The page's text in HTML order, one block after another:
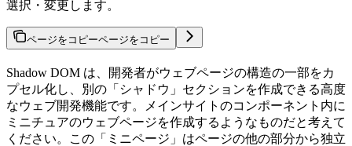
選択・変更します。
ページをコピーページをコピー
Shadow DOM は、開発者がウェブページの構造の一部をカ
プセル化し、別の「シャドウ」セクションを作成できる高度
なウェブ開発機能です。メインサイトのコンポーネント内に
ミニチュアのウェブページを作成するようなものだと考えて
ください。この「ミニページ」はページの他の部分から独立